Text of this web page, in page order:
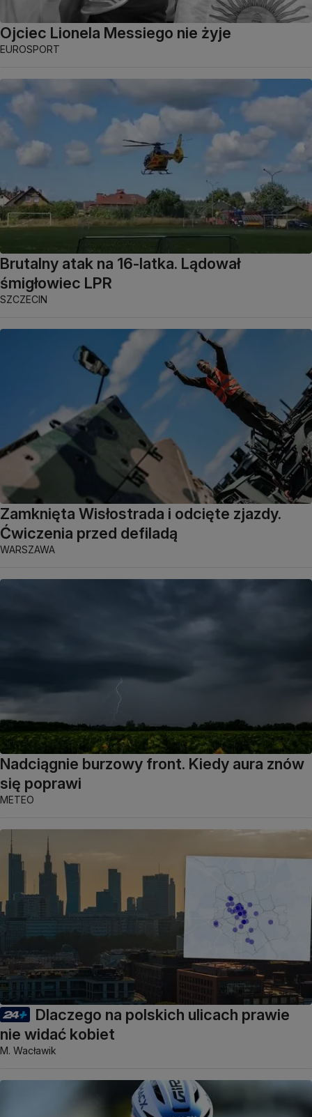
Ojciec Lionela Messiego nie żyje
EUROSPORT
Brutalny atak na 16-latka. Lądował
śmigłowiec LPR
SZCZECIN
Zamknięta Wisłostrada i odcięte zjazdy.
Ćwiczenia przed defiladą
WARSZAWA
Nadciągnie burzowy front. Kiedy aura znów
się poprawi
METEO
Dlaczego na polskich ulicach prawie
nie widać kobiet
M. Wacławik